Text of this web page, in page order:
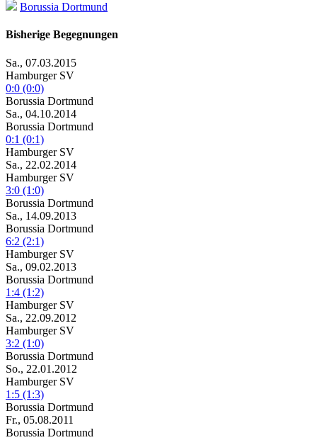
Borussia Dortmund
Bisherige Begegnungen
Sa., 07.03.2015
Hamburger SV
0:0 (0:0)
Borussia Dortmund
Sa., 04.10.2014
Borussia Dortmund
0:1 (0:1)
Hamburger SV
Sa., 22.02.2014
Hamburger SV
3:0 (1:0)
Borussia Dortmund
Sa., 14.09.2013
Borussia Dortmund
6:2 (2:1)
Hamburger SV
Sa., 09.02.2013
Borussia Dortmund
1:4 (1:2)
Hamburger SV
Sa., 22.09.2012
Hamburger SV
3:2 (1:0)
Borussia Dortmund
So., 22.01.2012
Hamburger SV
1:5 (1:3)
Borussia Dortmund
Fr., 05.08.2011
Borussia Dortmund